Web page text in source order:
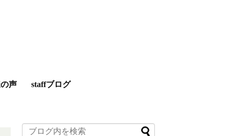
声 staffブログ